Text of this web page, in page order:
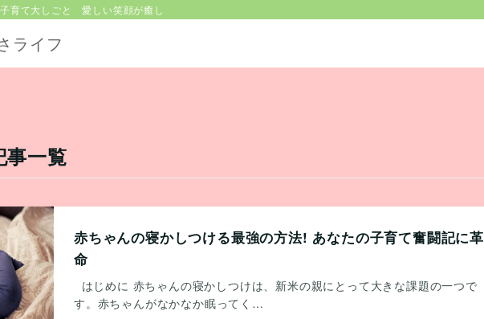
ライフ
育て大しごと 愛しい笑顔が癒し
事一覧
赤ちゃんの寝かしつける最強の方法! あなたの子育て奮闘記に革
命
はじめに 赤ちゃんの寝かしつけは、新米の親にとって大きな課題の一つで
す。赤ちゃんがなかなか眠ってく…